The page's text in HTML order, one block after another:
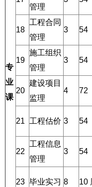
专
业
课
管理
18
工程合同
管理
3 54
19
施工组织
管理
3 54
20
建设项目
监理
4 72
21 工程估价 3 54
22
工程信息
管理
3 54
23 毕业实习 8 10